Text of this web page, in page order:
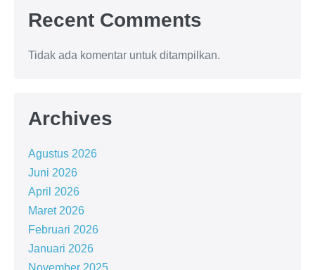
Recent Comments
Tidak ada komentar untuk ditampilkan.
Archives
Agustus 2026
Juni 2026
April 2026
Maret 2026
Februari 2026
Januari 2026
November 2025